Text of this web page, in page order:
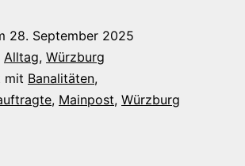
der
Mainpost
28. September 2025
Alltag, Würzburg
mit Banalitäten,
, Mainpost, Würzburg